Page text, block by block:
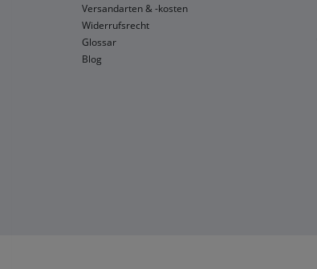
Versandarten & -kosten
Widerrufsrecht
Glossar
Blog